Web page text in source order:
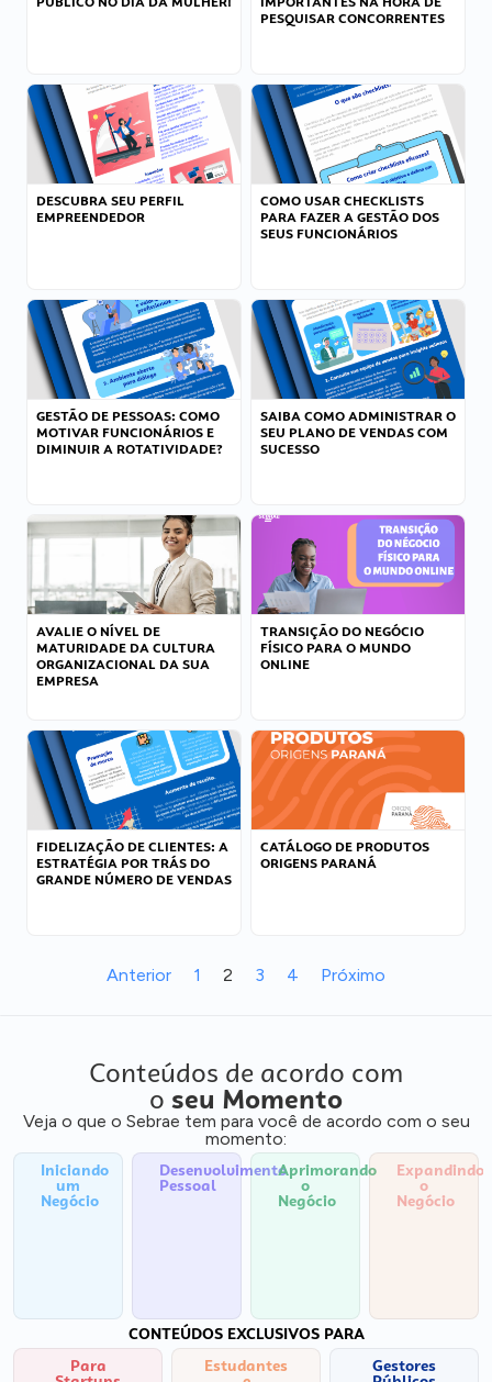
PESQUISAR CONCORRENTES
DESCUBRA SEU PERFIL
EMPREENDEDOR
COMO USAR CHECKLISTS
PARA FAZER A GESTÃO DOS
SEUS FUNCIONÁRIOS
GESTÃO DE PESSOAS: COMO
MOTIVAR FUNCIONÁRIOS E
DIMINUIR A ROTATIVIDADE?
SAIBA COMO ADMINISTRAR O
SEU PLANO DE VENDAS COM
SUCESSO
AVALIE O NÍVEL DE
MATURIDADE DA CULTURA
ORGANIZACIONAL DA SUA
EMPRESA
TRANSIÇÃO DO NEGÓCIO
FÍSICO PARA O MUNDO
ONLINE
FIDELIZAÇÃO DE CLIENTES: A
ESTRATÉGIA POR TRÁS DO
GRANDE NÚMERO DE VENDAS
CATÁLOGO DE PRODUTOS
ORIGENS PARANÁ
Anterior 1 2 3 4 Próximo
Conteúdos de acordo com
o seu Momento
Veja o que o Sebrae tem para você de acordo com o seu
momento:
Iniciando
um
Negócio
Desenvolvimento
Pessoal
Aprimorando
o
Negócio
Expandindo
o
Negócio
CONTEÚDOS EXCLUSIVOS PARA
Para
Estudantes Gestores